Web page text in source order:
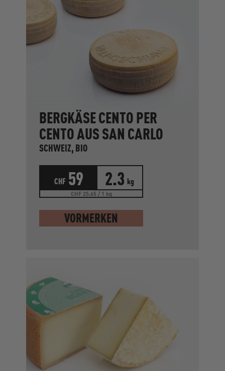
BERGKÄSE CENTO PER
CENTO AUS SAN CARLO
SCHWEIZ, BIO
CHF 59 2.3 kg
CHF 25.65 / 1 kg
VORMERKEN